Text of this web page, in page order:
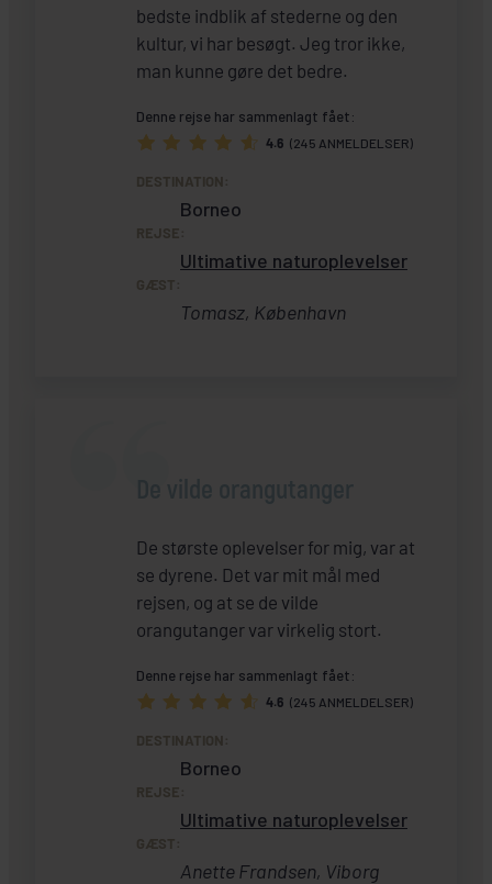
bedste indblik af stederne og den
kultur, vi har besøgt. Jeg tror ikke,
man kunne gøre det bedre.
Denne rejse har sammenlagt fået:
4.6 (245 ANMELDELSER)
DESTINATION:
Borneo
REJSE:
Ultimative naturoplevelser
GÆST:
Tomasz, København
De største oplevelser for mig, var at
se dyrene. Det var mit mål med
rejsen, og at se de vilde
orangutanger var virkelig stort.
Denne rejse har sammenlagt fået:
4.6 (245 ANMELDELSER)
DESTINATION:
Borneo
REJSE:
Ultimative naturoplevelser
GÆST:
Anette Frandsen, Viborg